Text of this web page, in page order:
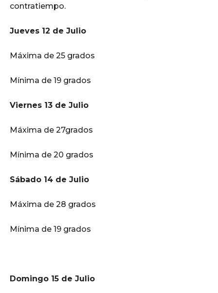
contratiempo.
Jueves 12 de Julio
Máxima de 25 grados
Mínima de 19 grados
Viernes 13 de Julio
Máxima de 27grados
Mínima de 20 grados
Sábado 14 de Julio
Máxima de 28 grados
Mínima de 19 grados
Domingo 15 de Julio